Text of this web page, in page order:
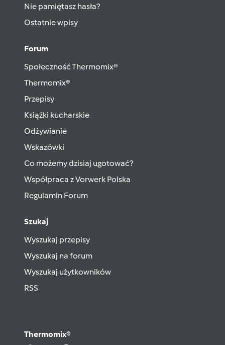
Nie pamiętasz hasła?
Ostatnie wpisy
Forum
Społeczność Thermomix®
Thermomix®
Przepisy
Książki kucharskie
Odżywianie
Wskazówki
Co możemy dzisiaj ugotować?
Współpraca z Vorwerk Polska
Regulamin Forum
Szukaj
Wyszukaj przepisy
Wyszukaj na forum
Wyszukaj użytkowników
RSS
Thermomix®